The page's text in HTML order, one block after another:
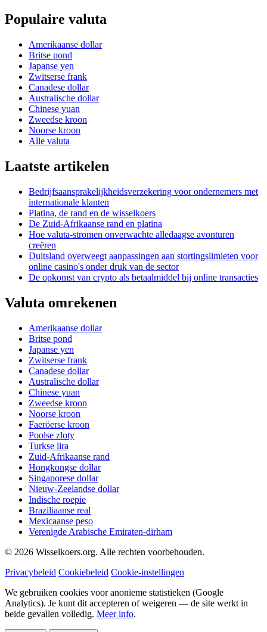
Populaire valuta
Amerikaanse dollar
Britse pond
Japanse yen
Zwitserse frank
Canadese dollar
Australische dollar
Chinese yuan
Zweedse kroon
Noorse kroon
Alle valuta
Laatste artikelen
Bedrijfsaansprakelijkheidsverzekering voor ondernemers met
internationale klanten
Platina, de rand en de wisselkoers
De Zuid-Afrikaanse rand en platina
Hoe valuta-stromen onverwachte alledaagse avonturen
creëren
Duitsland overweegt aanpassingen aan stortingslimieten voor
online casino's onder druk van de sector
De opkomst van crypto als betaalmiddel bij online transacties
Valuta omrekenen
Amerikaanse dollar
Britse pond
Japanse yen
Zwitserse frank
Canadese dollar
Australische dollar
Chinese yuan
Zweedse kroon
Noorse kroon
Faeröerse kroon
Poolse zloty
Turkse lira
Zuid-Afrikaanse rand
Hongkongse dollar
Singaporese dollar
Nieuw-Zeelandse dollar
Indische roepie
Braziliaanse real
Mexicaanse peso
Verenigde Arabische Emiraten-dirham
© 2026 Wisselkoers.org. Alle rechten voorbehouden.
Privacybeleid Cookiebeleid Cookie-instellingen
We gebruiken cookies voor anonieme statistieken (Google
Analytics). Je kunt dit accepteren of weigeren — de site werkt in
beide gevallen volledig. Meer info.